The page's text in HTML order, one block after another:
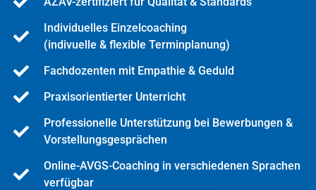
Individuelles Einzelcoaching
(indivuelle & flexible Terminplanung)
Fachdozenten mit Empathie & Geduld
Praxisorientierter Unterricht
Professionelle Unterstützung bei Bewerbungen &
Vorstellungsgesprächen
Online-AVGS-Coaching in verschiedenen Sprachen
verfügbar